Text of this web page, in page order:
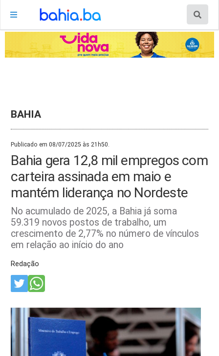
BAHIA
Publicado em 08/07/2025 às 21h50.
Bahia gera 12,8 mil empregos com
carteira assinada em maio e
mantém liderança no Nordeste
No acumulado de 2025, a Bahia já soma
59.319 novos postos de trabalho, um
crescimento de 2,77% no número de vínculos
em relação ao início do ano
Redação